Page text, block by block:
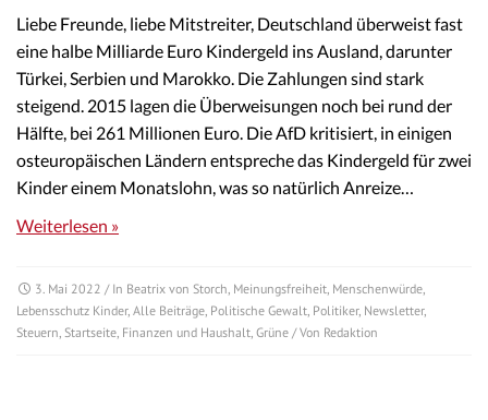
Liebe Freunde, liebe Mitstreiter, Deutschland überweist fast
eine halbe Milliarde Euro Kindergeld ins Ausland, darunter
Türkei, Serbien und Marokko. Die Zahlungen sind stark
steigend. 2015 lagen die Überweisungen noch bei rund der
Hälfte, bei 261 Millionen Euro. Die AfD kritisiert, in einigen
osteuropäischen Ländern entspreche das Kindergeld für zwei
Kinder einem Monatslohn, was so natürlich Anreize…
Weiterlesen »
3. Mai 2022 / In Beatrix von Storch Meinungsfreiheit Menschenwürde
Lebensschutz Kinder, Alle Beiträge Politische Gewalt Politiker, Newsletter,
Steuern Startseite Finanzen und Haushalt Grüne / Von Redaktion